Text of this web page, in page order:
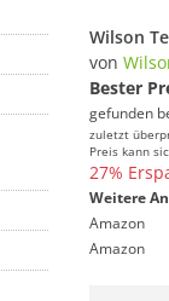
von
Bester
gefunden
zuletzt
Preis kann
27%
Weitere
Amazon
Amazon